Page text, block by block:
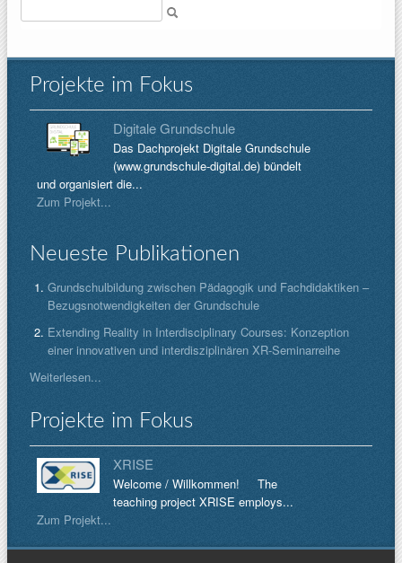
Projekte im Fokus
Digitale Grundschule
Das Dachprojekt Digitale Grundschule
(www.grundschule-digital.de) bündelt
und organisiert die...
Zum Projekt...
Neueste Publikationen
Grundschulbildung zwischen Pädagogik und Fachdidaktiken –
Bezugsnotwendigkeiten der Grundschule
Extending Reality in Interdisciplinary Courses: Konzeption
einer innovativen und interdisziplinären XR-Seminarreihe
Weiterlesen...
Projekte im Fokus
XRISE
Welcome / Willkommen! The
teaching project XRISE employs...
Zum Projekt...